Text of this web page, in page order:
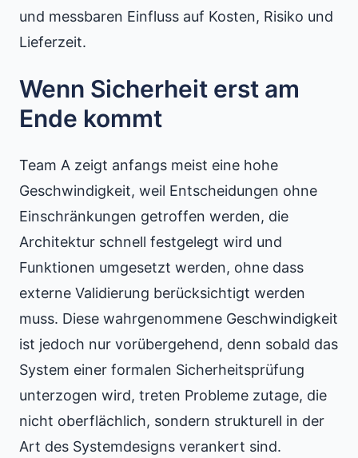
und messbaren Einfluss auf Kosten, Risiko und
Lieferzeit.
Wenn Sicherheit erst am
Ende kommt
Team A zeigt anfangs meist eine hohe
Geschwindigkeit, weil Entscheidungen ohne
Einschränkungen getroffen werden, die
Architektur schnell festgelegt wird und
Funktionen umgesetzt werden, ohne dass
externe Validierung berücksichtigt werden
muss. Diese wahrgenommene Geschwindigkeit
ist jedoch nur vorübergehend, denn sobald das
System einer formalen Sicherheitsprüfung
unterzogen wird, treten Probleme zutage, die
nicht oberflächlich, sondern strukturell in der
Art des Systemdesigns verankert sind.